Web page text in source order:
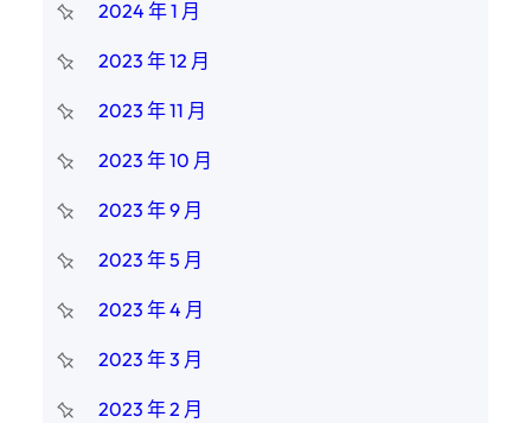
2024 年 1 月
2023 年 12 月
2023 年 11 月
2023 年 10 月
2023 年 9 月
2023 年 5 月
2023 年 4 月
2023 年 3 月
2023 年 2 月